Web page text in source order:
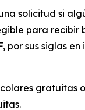
solicitud si
para recibir
por sus siglas en
gratuitas